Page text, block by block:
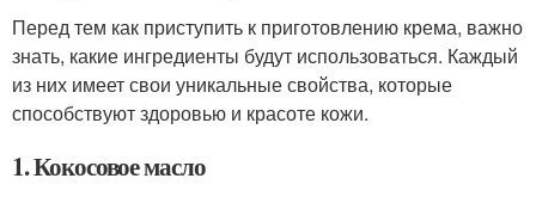
Перед тем как приступить к приготовлению крема, важно
знать, какие ингредиенты будут использоваться. Каждый
из них имеет свои уникальные свойства, которые
способствуют здоровью и красоте кожи.
1. Кокосовое масло